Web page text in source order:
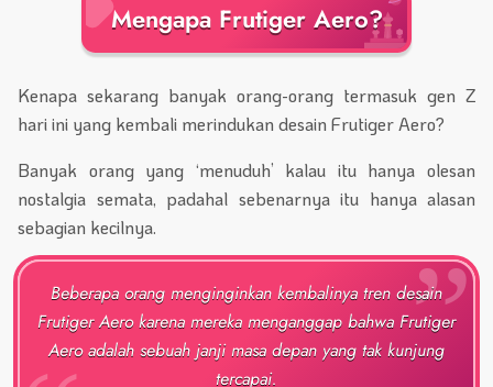
Mengapa Frutiger Aero?
Kenapa sekarang banyak orang-orang termasuk gen Z
hari ini yang kembali merindukan desain Frutiger Aero?
Banyak orang yang ‘menuduh’ kalau itu hanya olesan
nostalgia semata, padahal sebenarnya itu hanya alasan
sebagian kecilnya.
Beberapa orang menginginkan kembalinya tren desain
Frutiger Aero karena mereka menganggap bahwa Frutiger
Aero adalah sebuah janji masa depan yang tak kunjung
tercapai.